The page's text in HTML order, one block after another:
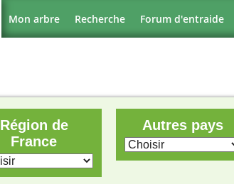
Mon arbre Recherche Forum d'entraide
Région de
France
Autres pays